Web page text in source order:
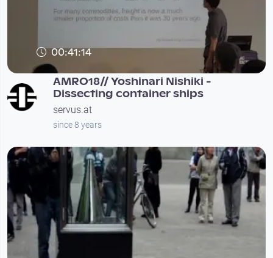
00:41:14
AMRO18// Yoshinari Nishiki -
Dissecting container ships
servus.at
since 8 years